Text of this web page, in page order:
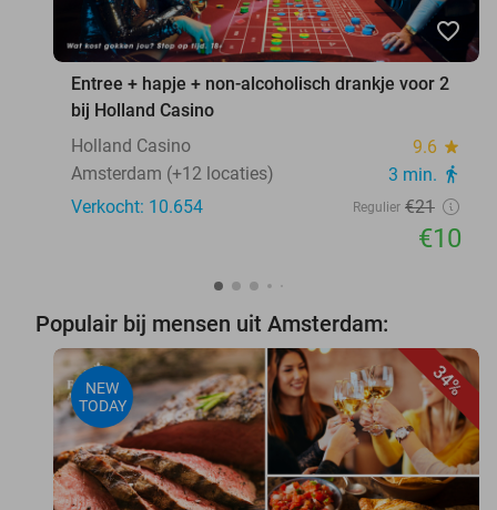
favorite_border
Entree + hapje + non-alcoholisch drankje voor 2
bij Holland Casino
Holland Casino
9.6 star
Amsterdam (+12 locaties) 3 min. directions_walk
Verkocht: 10.654 Regulier €21
€10
Populair bij mensen uit Amsterdam:
34%
NEW
TODAY